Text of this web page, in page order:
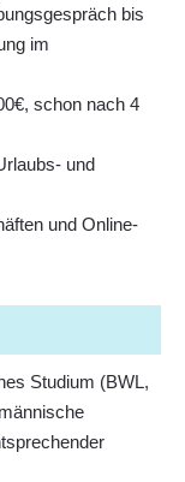
bis
im
schon nach 4
und
und Online-
Studium (BWL,